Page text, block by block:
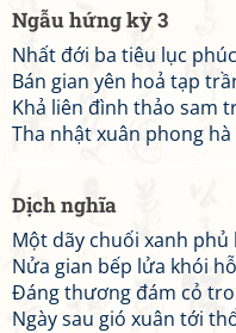
Ngẫu hứng kỳ 3
Nhất đới ba tiêu lục
Bán gian yên hoả tạp
Khả liên đình thảo sam
Tha nhật xuân phong hà
Dịch nghĩa
Một dãy chuối xanh phủ
Nửa gian bếp lửa khói
Đáng thương đám cỏ
Ngày sau gió xuân tới